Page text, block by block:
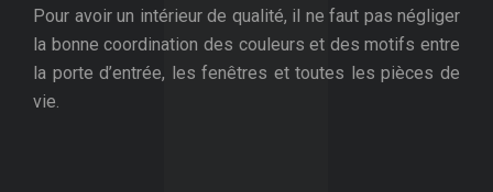
Pour avoir un intérieur de qualité, il ne faut pas négliger
la bonne coordination des couleurs et des motifs entre
la porte d’entrée, les fenêtres et toutes les pièces de
vie.